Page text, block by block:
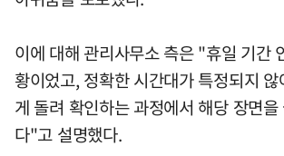
이에 대해 관리사무소 측은 "휴일 기간
황이었고, 정확한 시간대가 특정되지
게 돌려 확인하는 과정에서 해당 장면
다"고 설명했다.